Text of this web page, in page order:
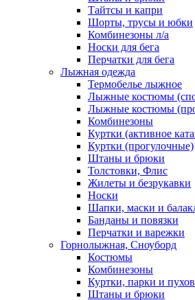
Тайтсы и капри
Шорты, трусы и юбки
Комбинезоны л/а
Носки для бега
Перчатки для бега
Лыжная одежда
Термобелье лыжное
Лыжные костюмы
Лыжные костюмы
Комбинезоны
Куртки (активное
Куртки (прогулочные)
Штаны и брюки
Толстовки, Флис
Жилеты и безрукавки
Носки
Шапки, маски и
Банданы и повязки
Перчатки и варежки
Горнолыжная, Сноуборд
Костюмы
Комбинезоны
Куртки, парки и
Штаны и брюки